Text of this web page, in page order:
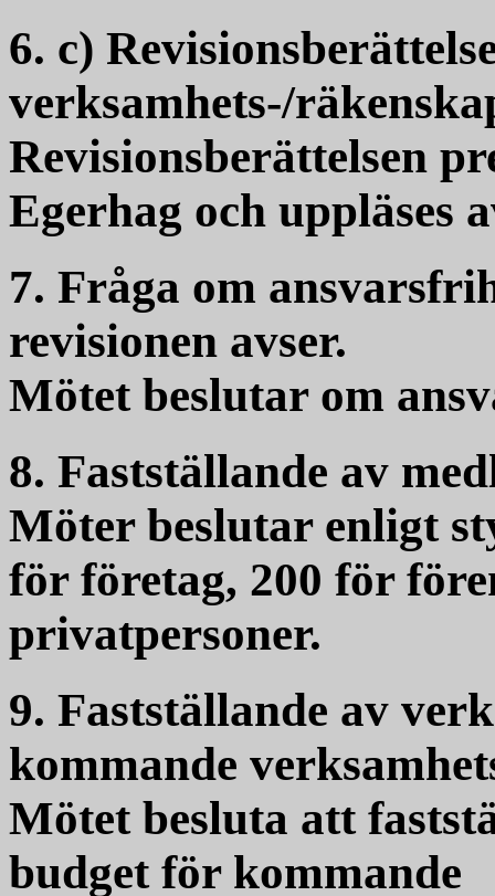
6. c)
verksamhets-/
Revisionsberättelsen
Egerhag och uppläses
7. Fråga om
revisionen avser.
Mötet beslutar om
8. Fastställande av
Möter beslutar enligt
för företag, 200 för
privatpersoner.
9. Fastställande av
kommande
Mötet besluta att
budget för kommande